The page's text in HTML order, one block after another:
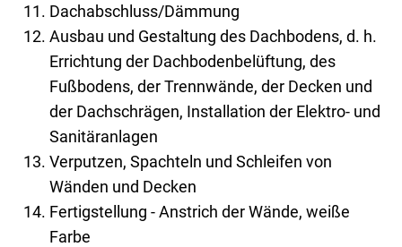
Dachabschluss/Dämmung
Ausbau und Gestaltung des Dachbodens, d. h.
Errichtung der Dachbodenbelüftung, des
Fußbodens, der Trennwände, der Decken und
der Dachschrägen, Installation der Elektro- und
Sanitäranlagen
Verputzen, Spachteln und Schleifen von
Wänden und Decken
Fertigstellung - Anstrich der Wände, weiße
Farbe